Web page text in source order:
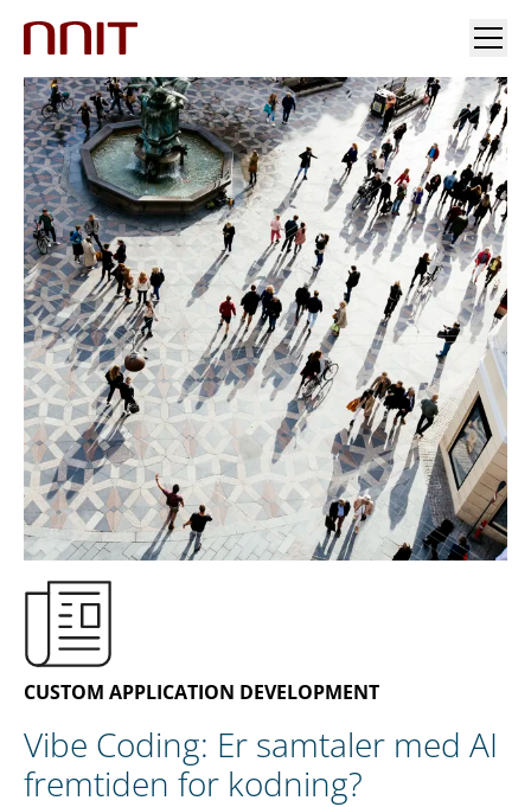
INDUSTRIER
VORES LØSNINGER
INDSIGT
INVESTORER OG PRESSE
KARRIERE
OM OS
CUSTOM APPLICATION DEVELOPMENT
Vibe Coding: Er samtaler med AI
fremtiden for kodning?